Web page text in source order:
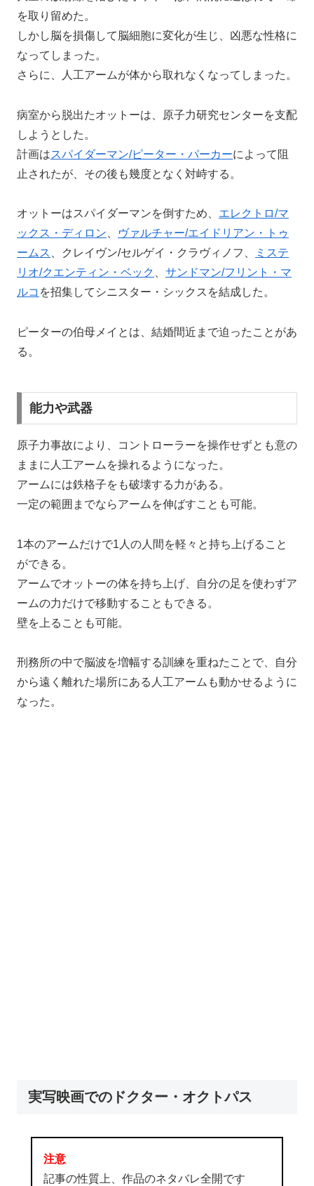
を取り留めた。
しかし脳を損傷して脳細胞に変化が生じ、凶悪な性格に
なってしまった。
さらに、人工アームが体から取れなくなってしまった。
病室から脱出たオットーは、原子力研究センターを支配
しようとした。
計画はスパイダーマン/ピーター・パーカーによって阻
止されたが、その後も幾度となく対峙する。
オットーはスパイダーマンを倒すため、 エレクトロ/マ
ックス・ディロン
ヴァルチャー/エイドリアン・トゥ
ームス
、クレイヴン/セルゲイ・クラヴィノフ、
ミステ
リオ/クエンティン・ベック
サンドマン/フリント・マ
ルコ を招集してシニスター・シックスを結成した。
ピーターの伯母メイとは、結婚間近まで迫ったことがあ
る。
能力や武器
原子力事故により、コントローラーを操作せずとも意の
ままに人工アームを操れるようになった。
アームには鉄格子をも破壊する力がある。
一定の範囲までならアームを伸ばすことも可能。
1本のアームだけで1人の人間を軽々と持ち上げること
ができる。
アームでオットーの体を持ち上げ、自分の足を使わずア
ームの力だけで移動することもできる。
壁を上ることも可能。
刑務所の中で脳波を増幅する訓練を重ねたことで、自分
から遠く離れた場所にある人工アームも動かせるように
なった。
実写映画でのドクター・オクトパス
注意
記事の性質上、作品のネタバレ全開です